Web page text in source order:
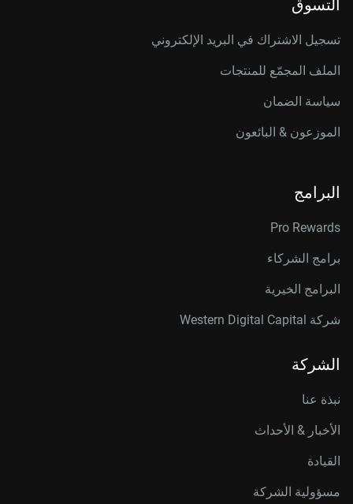
التسوق
تسجيل الاشتراك في البريد الإلكتروني
الملف المجمّع للمنتجات
سياسة الضمان
الموزعون & البائعون
البرامج
Pro Rewards
برامج الشركاء
البرامج الخيرية
شركة Western Digital Capital
الشركة
نبذة عنا
الأخبار & الأحداث
القيادة
مسؤولية الشركة